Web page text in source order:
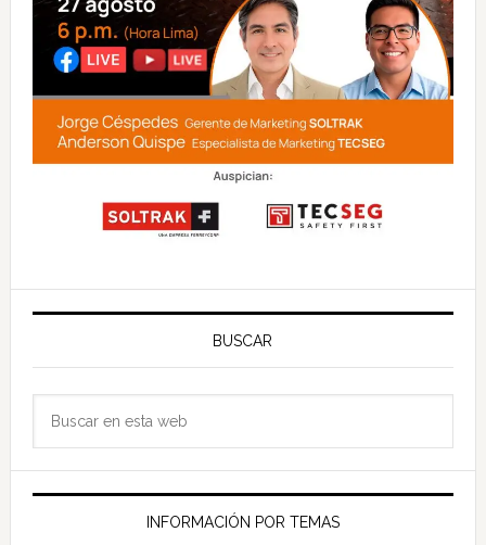
BUSCAR
web
INFORMACIÓN POR TEMAS